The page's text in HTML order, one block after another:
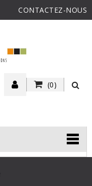
CONTACTEZ-NOUS
(0)